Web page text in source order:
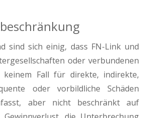
sind sich einig, dass FN-Link und
oder verbundenen
keinem Fall für direkte, indirekte,
oder vorbildliche Schäden
aber nicht beschränkt auf